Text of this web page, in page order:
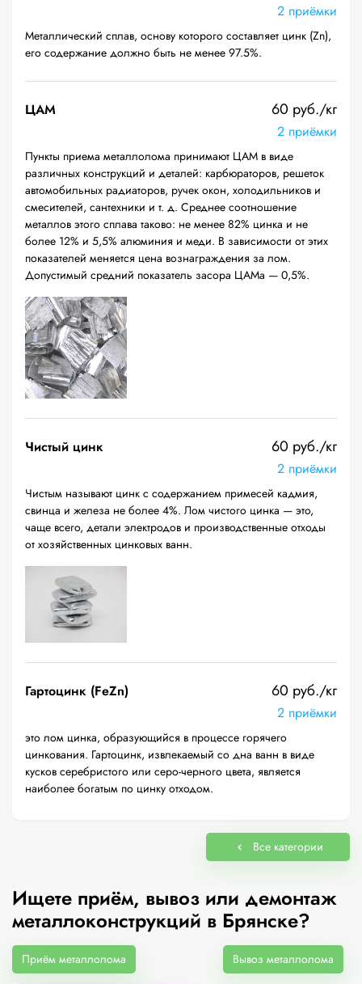
2 приёмки
Металлический сплав, основу которого составляет цинк (Zn),
его содержание должно быть не менее 97.5%.
ЦАМ 60 руб./кг
2 приёмки
Пункты приема металлолома принимают ЦАМ в виде
различных конструкций и деталей: карбюраторов, решеток
автомобильных радиаторов, ручек окон, холодильников и
смесителей, сантехники и т. д. Среднее соотношение
металлов этого сплава таково: не менее 82% цинка и не
более 12% и 5,5% алюминия и меди. В зависимости от этих
показателей меняется цена вознаграждения за лом.
Допустимый средний показатель засора ЦАМа — 0,5%.
Чистый цинк 60 руб./кг
2 приёмки
Чистым называют цинк с содержанием примесей кадмия,
свинца и железа не более 4%. Лом чистого цинка — это,
чаще всего, детали электродов и производственные отходы
от хозяйственных цинковых ванн.
Гартоцинк (FeZn) 60 руб./кг
2 приёмки
это лом цинка, образующийся в процессе горячего
цинкования. Гартоцинк, извлекаемый со дна ванн в виде
кусков серебристого или серо-черного цвета, является
наиболее богатым по цинку отходом.
Все категории
Ищете приём, вывоз или демонтаж
металлоконструкций в Брянске?
Приём металлолома Вывоз металлолома